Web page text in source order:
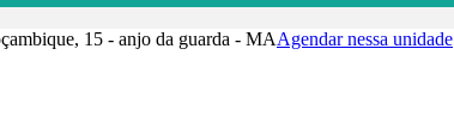
15 - anjo da guarda - MAAgendar nessa unidade